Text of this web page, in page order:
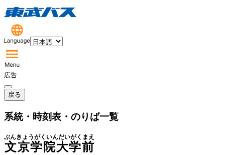
広告
戻る
系統・時刻表・のりば一覧
文京学院大学前
ぶんきょうがくいんだいがくまえ